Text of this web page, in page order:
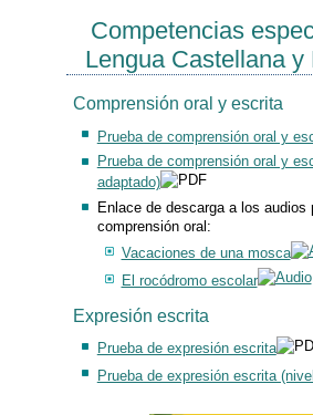
Competencias
Lengua Castellana y
Comprensión oral y escrita
Prueba de comprensión oral y
Prueba de comprensión oral y
adaptado)
Enlace de descarga a los audios
comprensión oral:
Vacaciones de una mosca
El rocódromo escolar
Expresión escrita
Prueba de expresión escrita
Prueba de expresión escrita